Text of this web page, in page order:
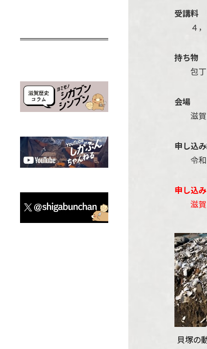
受講料
４，
持ち物
包丁
会場
滋賀
申し込
令和
申し込
滋賀
電
貝塚の